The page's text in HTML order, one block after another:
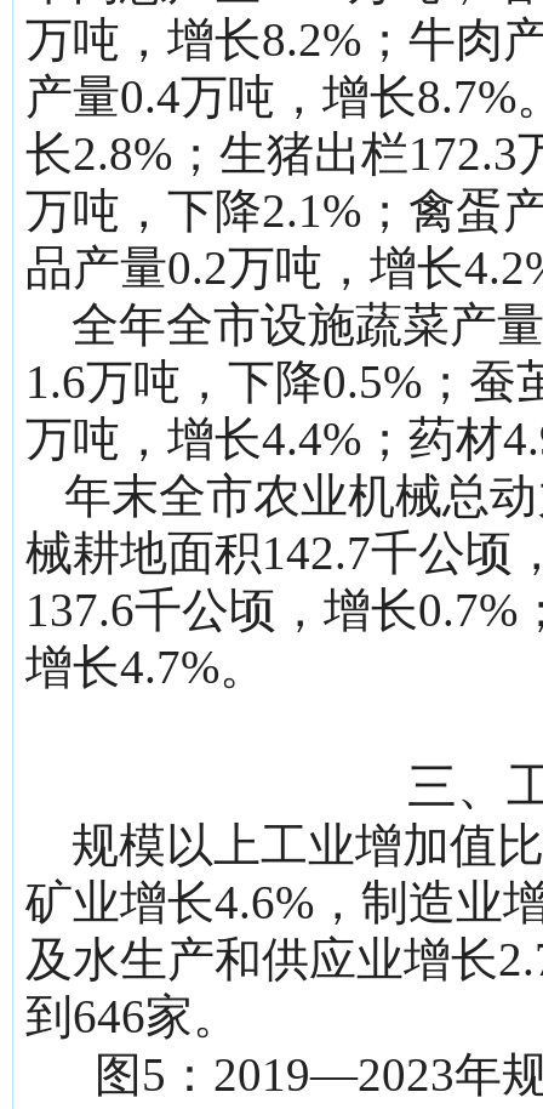
万吨，增长8.2%；牛肉
产量0.4万吨，增长
长2.8%；生猪出栏172.3
万吨，下降2.1%；禽蛋
品产量0.2万吨，增长
全年全市设施蔬菜产
1.6万吨，下降0.5%；蚕
万吨，增长4.4%；药材
年末全市农业机械总
械耕地面积142.7千公顷
137.6千公顷，增长
增长4.7%。
三、
规模以上工业增加值
矿业增长4.6%，制造业
及水生产和供应业增长
到646家。
图5：2019—2023年